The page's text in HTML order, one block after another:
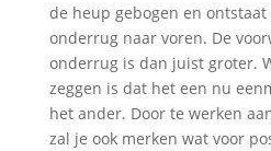
de heup gebogen en
onderrug naar voren. De
onderrug is dan juist groter.
zeggen is dat het een nu
het ander. Door te werken
zal je ook merken wat voor